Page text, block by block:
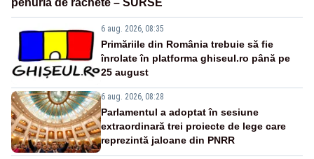
penuria de rachete – SURSE
6 aug. 2026, 08:35
Primăriile din România trebuie să fie
înrolate în platforma ghiseul.ro până pe
25 august
6 aug. 2026, 08:28
Parlamentul a adoptat în sesiune
extraordinară trei proiecte de lege care
reprezintă jaloane din PNRR